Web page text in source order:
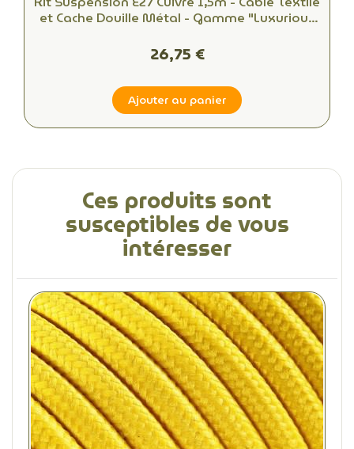
et Cache Douille Métal - Gamme "Luxurious
26,75 €
Ajouter au panier
Ces produits sont
susceptibles de vous
intéresser